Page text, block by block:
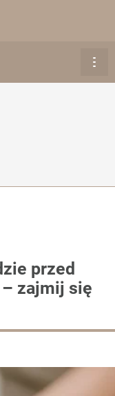
przed
zajmij się